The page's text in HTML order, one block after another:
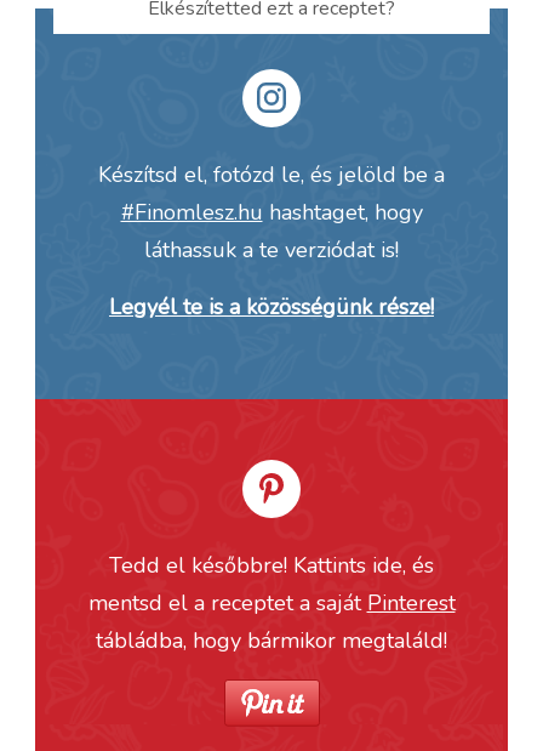
Elkészítetted ezt a receptet?
Készítsd el, fotózd le, és jelöld be a
#Finomlesz.hu hashtaget, hogy
láthassuk a te verziódat is!
Legyél te is a közösségünk része!
Tedd el későbbre! Kattints ide, és
mentsd el a receptet a saját Pinterest
tábládba, hogy bármikor megtaláld!